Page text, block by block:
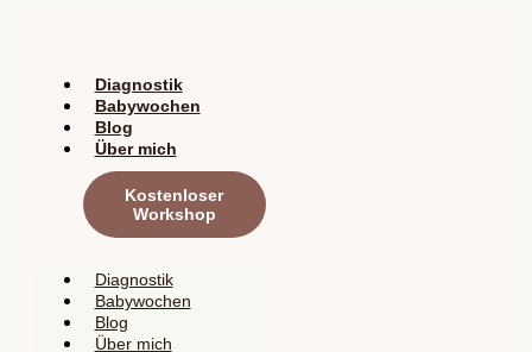
Diagnostik
Babywochen
Blog
Über mich
Kostenloser
Workshop
Diagnostik
Babywochen
Blog
Über mich